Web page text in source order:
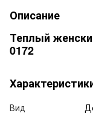
Описание
Теплый
0172
Вид